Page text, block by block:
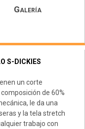
Galería
S-DICKIES
un corte
de 60%
le da una
y la tela stretch
trabajo con